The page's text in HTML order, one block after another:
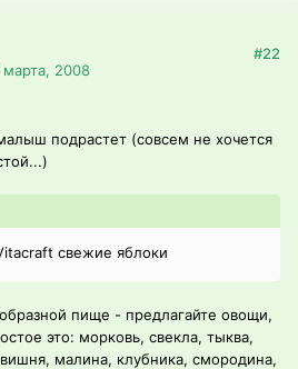
марта, 2008
#22
подрастет (совсем не хочется
свежие яблоки
пище - предлагайте овощи,
это: морковь, свекла, тыква,
малина, клубника, смородина,